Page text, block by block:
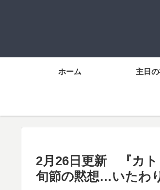
ホーム 主日
2月26日更新 『カト
旬節の黙想…いたわ